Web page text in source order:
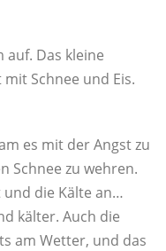
auf. Das kleine
Schnee und Eis.
es mit der Angst zu
Schnee zu wehren.
und die Kälte an…
kälter. Auch die
am Wetter, und das